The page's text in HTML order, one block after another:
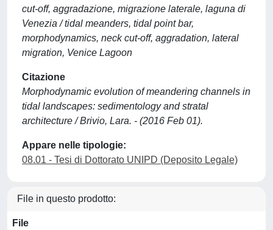
cut-off, aggradazione, migrazione laterale, laguna di
Venezia / tidal meanders, tidal point bar,
morphodynamics, neck cut-off, aggradation, lateral
migration, Venice Lagoon
Citazione
Morphodynamic evolution of meandering channels in
tidal landscapes: sedimentology and stratal
architecture / Brivio, Lara. - (2016 Feb 01).
Appare nelle tipologie:
08.01 - Tesi di Dottorato UNIPD (Deposito Legale)
File in questo prodotto:
File